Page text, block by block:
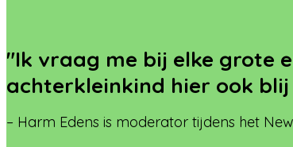
"Ik vraag me bij elke grote
achterkleinkind hier ook
– Harm Edens is moderator tijdens het